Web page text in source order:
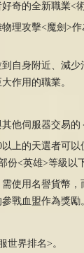
奇的全新職業<術
理攻擊<魔劍>
自身附近、減
作用的職業。
他伺服器交易的
上的天選者可
份<英雄>等級以
使用名譽貨幣
戰血盟作為獎勵
世界排名>。